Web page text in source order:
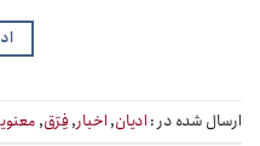
ارسال شده در : ادیان,اخبار,فِرَق,